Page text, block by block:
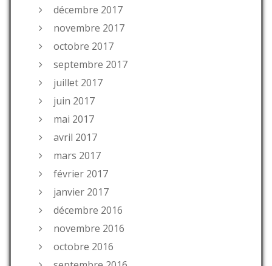
décembre 2017
novembre 2017
octobre 2017
septembre 2017
juillet 2017
juin 2017
mai 2017
avril 2017
mars 2017
février 2017
janvier 2017
décembre 2016
novembre 2016
octobre 2016